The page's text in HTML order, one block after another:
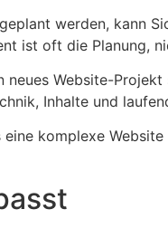
werden, kann
ist oft die Planung,
Website-
Inhalte und
komplexe